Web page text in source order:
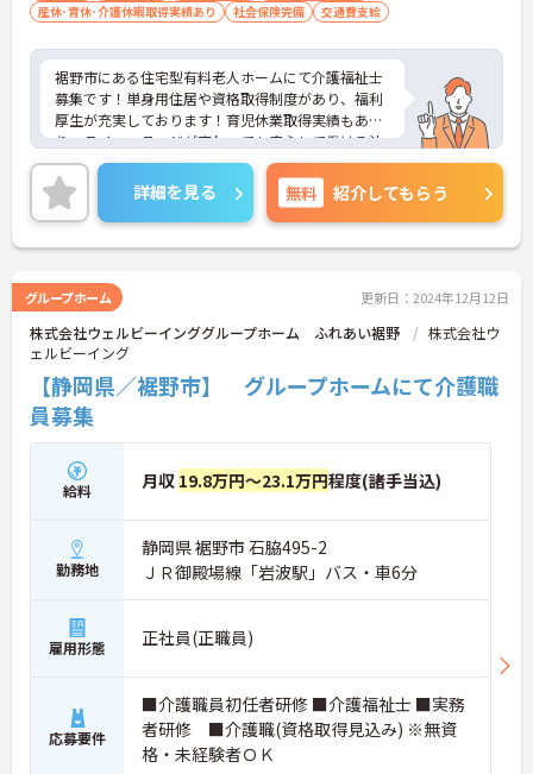
産休･育休･介護休暇取得実績あり
社会保険完備 交通費支給
裾野市にある住宅型有料老人ホームにて介護福祉士
募集です！単身用住居や資格取得制度があり、福利
厚生が充実しております！育児休業取得実績もあ
り、ライフステージが変わっても安心して働ける法
人です！ご興味ある方には、面接対策ポイントな
ど、詳細をお話しいたしますのでお気軽にご相談く
ださい。
詳細を見る 無料 紹介してもらう
グループホーム 更新日：2024年12月12日
株式会社ウェルビーインググループホーム ふれあい裾野
株式会社ウ
ェルビーイング
【静岡県／裾野市】 グループホームにて介護職
員募集
給料 月収 19.8万円～23.1万円程度(諸手当込)
勤務地
静岡県 裾野市 石脇495-2
ＪＲ御殿場線「岩波駅」バス・車6分
雇用形態 正社員(正職員)
応募要件
■介護職員初任者研修 ■介護福祉士 ■実務
者研修 ■介護職(資格取得見込み) ※無資
格・未経験者ＯＫ